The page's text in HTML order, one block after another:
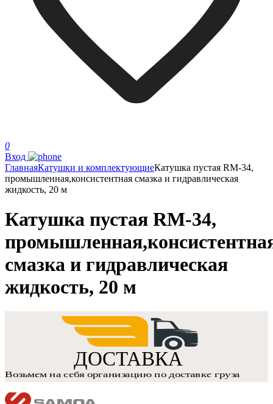
0
Вход
ГлавнаяКатушки и комплектующиеКатушка пустая RM-34,
промышленная,консистентная смазка и гидравлическая
жидкость, 20 м
Катушка пустая RM-34,
смазка и гидравлическая
жидкость, 20 м